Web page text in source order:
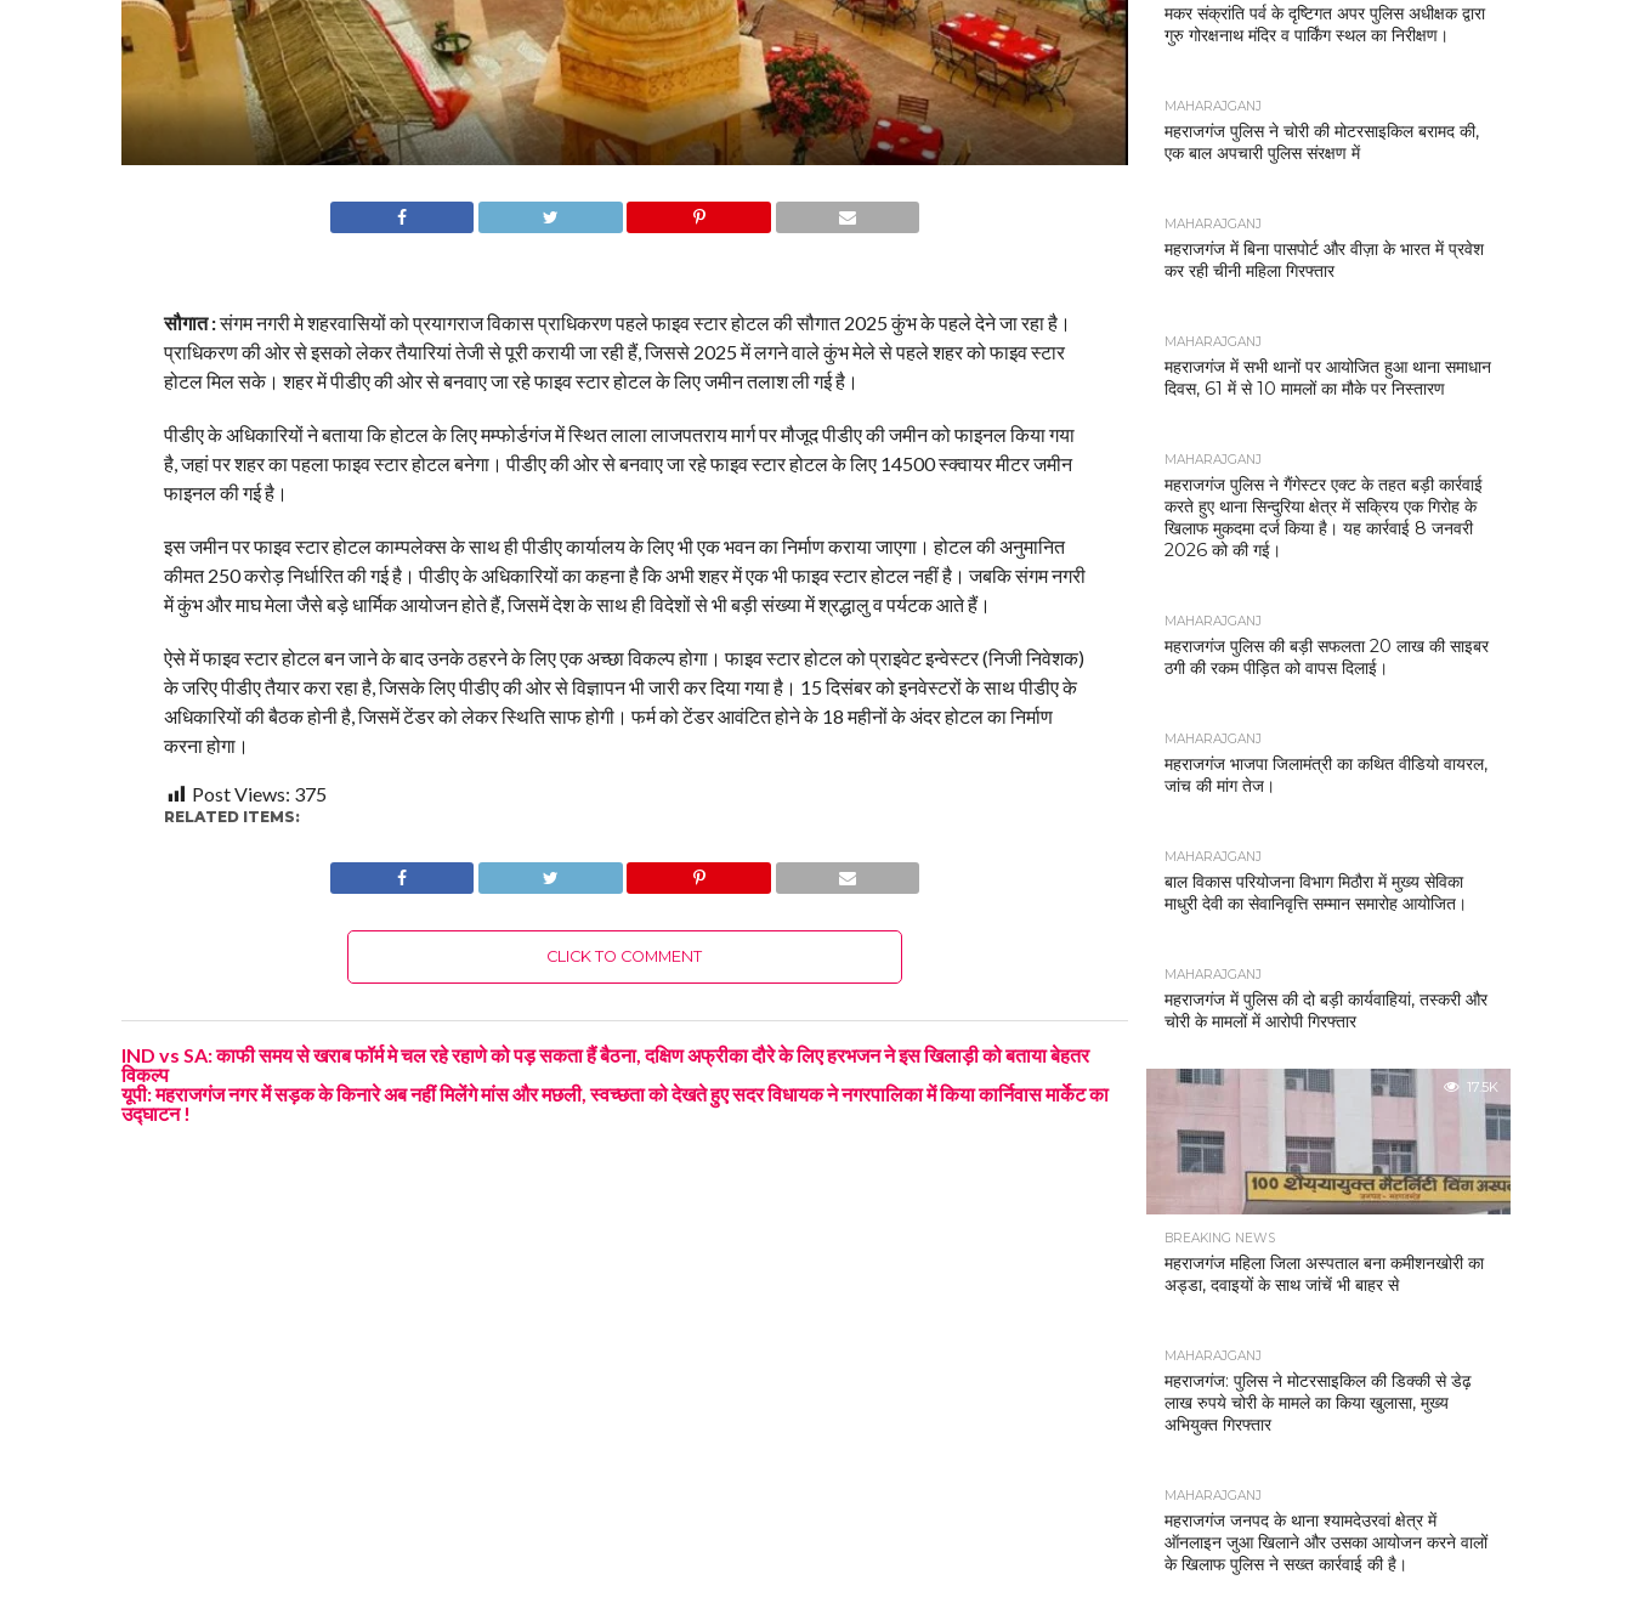
सौगात :संगम नगरी मे शहरवासियों को प्रयागराज विकास प्राधिकरण पहले फाइव स्टार होटल की सौगात 2025 कुंभ के पहले देने जा रहा है।
प्राधिकरण की ओर से इसको लेकर तैयारियां तेजी से पूरी करायी जा रही हैं, जिससे 2025 में लगने वाले कुंभ मेले से पहले शहर को फाइव स्टार
होटल मिल सके। शहर में पीडीए की ओर से बनवाए जा रहे फाइव स्टार होटल के लिए जमीन तलाश ली गई है।
पीडीए के अधिकारियों ने बताया कि होटल के लिए मम्फोर्डगंज में स्थित लाला लाजपतराय मार्ग पर मौजूद पीडीए की जमीन को फाइनल किया गया
है, जहां पर शहर का पहला फाइव स्टार होटल बनेगा। पीडीए की ओर से बनवाए जा रहे फाइव स्टार होटल के लिए 14500 स्क्वायर मीटर जमीन
फाइनल की गई है।
इस जमीन पर फाइव स्टार होटल काम्पलेक्स के साथ ही पीडीए कार्यालय के लिए भी एक भवन का निर्माण कराया जाएगा। होटल की अनुमानित
कीमत 250 करोड़ निर्धारित की गई है। पीडीए के अधिकारियों का कहना है कि अभी शहर में एक भी फाइव स्टार होटल नहीं है। जबकि संगम नगरी
में कुंभ और माघ मेला जैसे बड़े धार्मिक आयोजन होते हैं, जिसमें देश के साथ ही विदेशों से भी बड़ी संख्या में श्रद्धालु व पर्यटक आते हैं।
ऐसे में फाइव स्टार होटल बन जाने के बाद उनके ठहरने के लिए एक अच्छा विकल्प होगा। फाइव स्टार होटल को प्राइवेट इन्वेस्टर (निजी निवेशक)
के जरिए पीडीए तैयार करा रहा है, जिसके लिए पीडीए की ओर से विज्ञापन भी जारी कर दिया गया है। 15 दिसंबर को इनवेस्टरों के साथ पीडीए के
अधिकारियों की बैठक होनी है, जिसमें टेंडर को लेकर स्थिति साफ होगी। फर्म को टेंडर आवंटित होने के 18 महीनों के अंदर होटल का निर्माण
करना होगा।
Post Views: 375
RELATED ITEMS:
CLICK TO COMMENT
IND vs SA: काफी समय से खराब फॉर्म मे चल रहे रहाणे को पड़ सकता हैं बैठना, दक्षिण अफ्रीका दौरे के लिए हरभजन ने इस खिलाड़ी को बताया बेहतर
विकल्प
यूपी: महराजगंज नगर में सड़क के किनारे अब नहीं मिलेंगे मांस और मछली, स्वच्छता को देखते हुए सदर विधायक ने नगरपालिका में किया कार्निवास मार्केट का
उद्घाटन !
मकर संक्रांति पर्व के दृष्टिगत अपर पुलिस अधीक्षक द्वारा
गुरु गोरक्षनाथ मंदिर व पार्किंग स्थल का निरीक्षण।
MAHARAJGANJ
महराजगंज पुलिस ने चोरी की मोटरसाइकिल बरामद की,
एक बाल अपचारी पुलिस संरक्षण में
MAHARAJGANJ
महराजगंज में बिना पासपोर्ट और वीज़ा के भारत में प्रवेश
कर रही चीनी महिला गिरफ्तार
MAHARAJGANJ
महराजगंज में सभी थानों पर आयोजित हुआ थाना समाधान
दिवस, 61 में से 10 मामलों का मौके पर निस्तारण
MAHARAJGANJ
महराजगंज पुलिस ने गैंगेस्टर एक्ट के तहत बड़ी कार्रवाई
करते हुए थाना सिन्दुरिया क्षेत्र में सक्रिय एक गिरोह के
खिलाफ मुकदमा दर्ज किया है। यह कार्रवाई 8 जनवरी
2026 को की गई।
MAHARAJGANJ
महराजगंज पुलिस की बड़ी सफलता 20 लाख की साइबर
ठगी की रकम पीड़ित को वापस दिलाई।
MAHARAJGANJ
महराजगंज भाजपा जिलामंत्री का कथित वीडियो वायरल,
जांच की मांग तेज।
MAHARAJGANJ
बाल विकास परियोजना विभाग मिठौरा में मुख्य सेविका
माधुरी देवी का सेवानिवृत्ति सम्मान समारोह आयोजित।
MAHARAJGANJ
महराजगंज में पुलिस की दो बड़ी कार्यवाहियां, तस्करी और
चोरी के मामलों में आरोपी गिरफ्तार
17.5K
BREAKING NEWS
महराजगंज महिला जिला अस्पताल बना कमीशनखोरी का
अड्डा, दवाइयों के साथ जांचें भी बाहर से
MAHARAJGANJ
महराजगंज: पुलिस ने मोटरसाइकिल की डिक्की से डेढ़
लाख रुपये चोरी के मामले का किया खुलासा, मुख्य
अभियुक्त गिरफ्तार
MAHARAJGANJ
महराजगंज जनपद के थाना श्यामदेउरवां क्षेत्र में
ऑनलाइन जुआ खिलाने और उसका आयोजन करने वालों
के खिलाफ पुलिस ने सख्त कार्रवाई की है।